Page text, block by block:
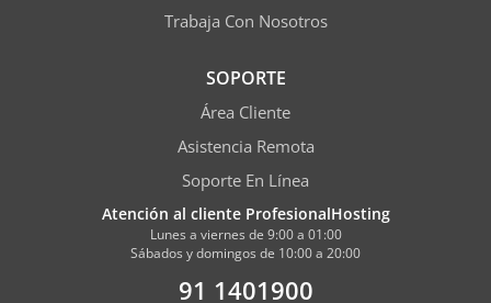
Trabaja Con Nosotros
SOPORTE
Área Cliente
Asistencia Remota
Soporte En Línea
Atención al cliente ProfesionalHosting
Lunes a viernes de 9:00 a 01:00
Sábados y domingos de 10:00 a 20:00
91 1401900